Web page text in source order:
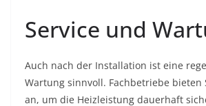
Service und
Auch nach der Installation ist eine
Wartung sinnvoll. Fachbetriebe bieten
an, um die Heizleistung dauerhaft